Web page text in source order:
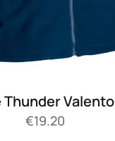
Thunder Valento
€19.20